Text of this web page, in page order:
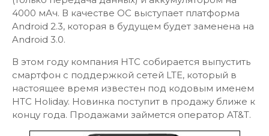
4000 мАч. В качестве ОС выступает платформа
Android 2.3, которая в будущем будет заменена на
Android 3.0.
В этом году компания HTC собирается выпустить
смартфон с поддержкой сетей LTE, который в
настоящее время известен под кодовым именем
HTC Holiday. Новинка поступит в продажу ближе к
концу года. Продажами займется оператор AT&T.